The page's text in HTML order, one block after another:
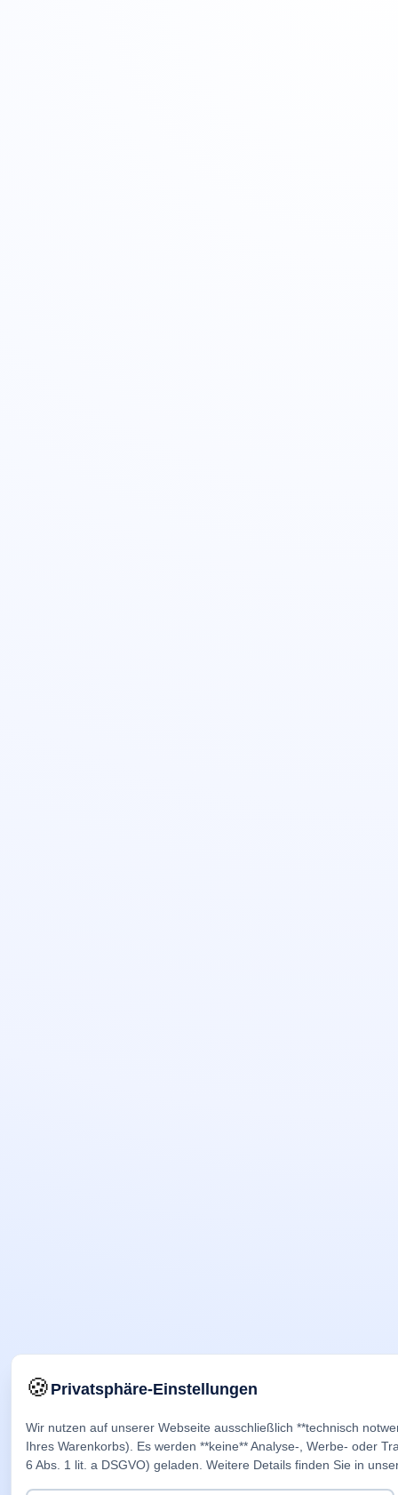
🍪Privatsphäre-Einstellungen
Wir nutzen auf unserer Webseite ausschließlich **technisch
Ihres Warenkorbs). Es werden **keine** Analyse-, Werbe- oder
6 Abs. 1 lit. a DSGVO) geladen. Weitere Details finden Sie in